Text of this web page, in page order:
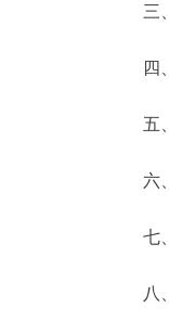
政民互動
三、
四、
五、
六、
七、
八、